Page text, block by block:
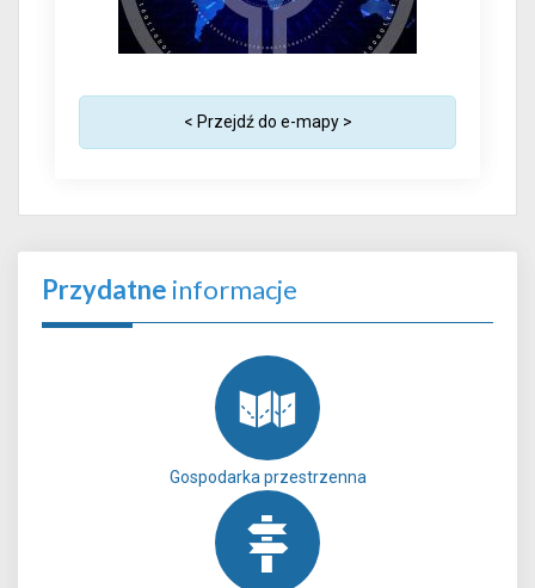
< Przejdź do e-mapy >
Przydatne informacje
Gospodarka przestrzenna